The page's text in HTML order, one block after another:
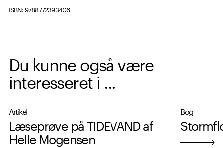
ISBN: 9788772393406
Du kunne også være
interesseret i ...
Artikel
Læseprøve på TIDEVAND af
Helle Mogensen
Bog